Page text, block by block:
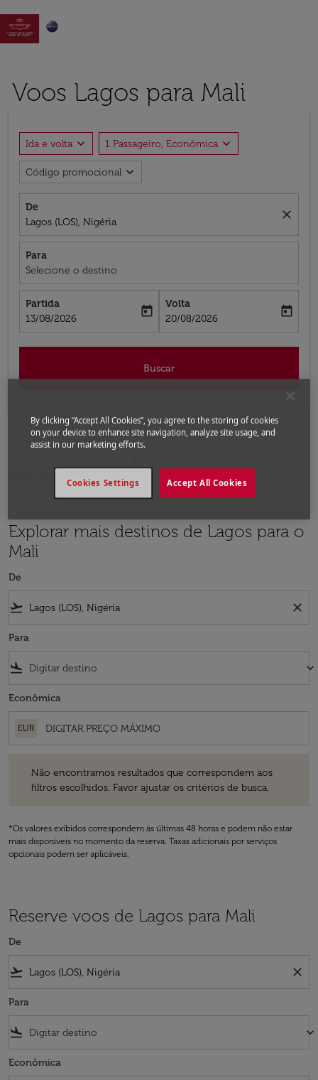

Voos Lagos para Mali
Ida e volta expand_more 1 Passageiro, Econômica expand_more
Código promocional expand_more
De
Lagos (LOS), Nigéria
close
Para
Selecione o destino
Partida
fc-booking-departure-date-aria-label
13/08/2026
today
Volta
fc-booking-return-date-aria-label
20/08/2026
today
Buscar
Explorar mais destinos de Lagos para o
Mali
De
flight_takeoff close
Para
flight_land keyboard_arrow_down
Econômica
EUR
Não encontramos resultados que correspondem aos
filtros escolhidos. Favor ajustar os critérios de busca.
*Os valores exibidos correspondem às últimas 48 horas e podem não estar
mais disponíveis no momento da reserva. Taxas adicionais por serviços
opcionais podem ser aplicáveis.
Reserve voos de Lagos para Mali
De
flight_takeoff close
Para
flight_land keyboard_arrow_down
Econômica
By clicking “Accept All Cookies”, you agree to the storing of cookies
on your device to enhance site navigation, analyze site usage, and
assist in our marketing efforts.
Accept All Cookies
Cookies Settings